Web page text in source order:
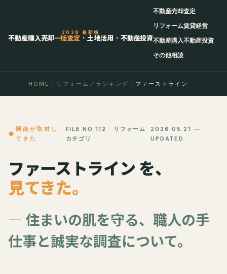
2026 最新版
不動産購入売却一括査定 · 土地活用 · 不動産投資
不動産売却査定
リフォーム賃貸経営
不動産購入不動産投資
その他相談
HOME ／ リフォーム ／ ランキング ／ ファーストライン
阿南が取材し
てきた
FILE NO.112 · リフォーム
カテゴリ
2026.05.21 —
UPDATED
ファーストライン を、
見てきた。
— 住まいの肌を守る、職人の手
仕事と誠実な調査について。